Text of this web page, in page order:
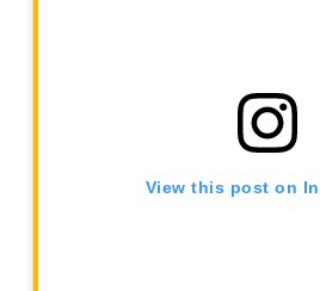
View this post on